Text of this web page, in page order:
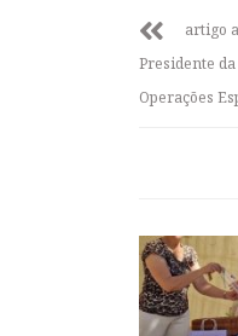
artigo
Presidente
Operações